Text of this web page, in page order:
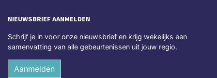
NIEUWSBRIEF AANMELDEN
Schrijf je in voor onze nieuwsbrief en krijg wekelijks een
samenvatting van alle gebeurtenissen uit jouw regio.
Aanmelden